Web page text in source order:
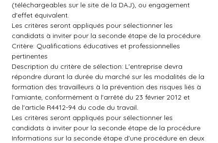
(téléchargeables sur le site de la DAJ), ou engagement
d'effet équivalent.
Les critères seront appliqués pour sélectionner les
candidats à inviter pour la seconde étape de la procédure
Critère: Qualifications éducatives et professionnelles
pertinentes
Description du critère de sélection: L'entreprise devra
répondre durant la durée du marché sur les modalités de la
formation des travailleurs à la prévention des risques liés à
l'amiante, conformément à l'arrêté du 23 février 2012 et
de l'article R4412-94 du code du travail.
Les critères seront appliqués pour sélectionner les
candidats à inviter pour la seconde étape de la procédure
Informations sur la seconde étape d'une procédure en deux